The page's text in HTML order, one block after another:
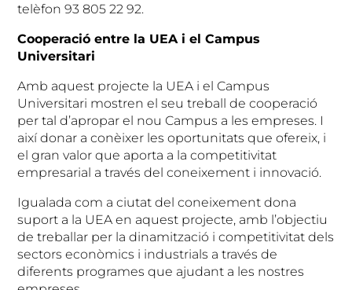
telèfon 93 805 22 92.
Cooperació entre la UEA i el Campus
Universitari
Amb aquest projecte la UEA i el Campus
Universitari mostren el seu treball de cooperació
per tal d’apropar el nou Campus a les empreses. I
així donar a conèixer les oportunitats que ofereix, i
el gran valor que aporta a la competitivitat
empresarial a través del coneixement i innovació.
Igualada com a ciutat del coneixement dona
suport a la UEA en aquest projecte, amb l’objectiu
de treballar per la dinamització i competitivitat dels
sectors econòmics i industrials a través de
diferents programes que ajudant a les nostres